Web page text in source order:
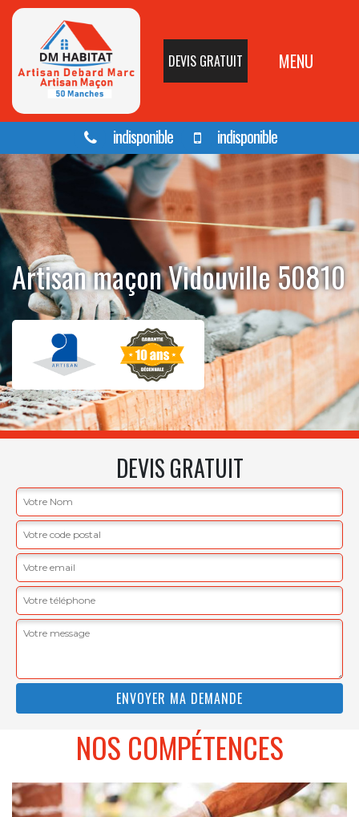
DEVIS GRATUIT MENU
indisponible indisponible
Artisan maçon Vidouville 50810
DEVIS GRATUIT
NOS COMPÉTENCES